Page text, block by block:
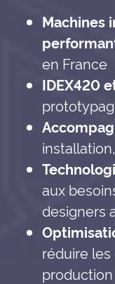
Machines
en France
IDEX420
aux
designers
réduire
production